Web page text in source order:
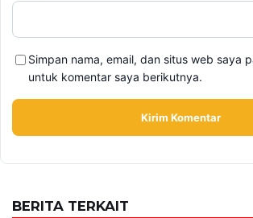
Simpan nama, email, dan situs web saya
untuk komentar saya berikutnya.
BERITA TERKAIT